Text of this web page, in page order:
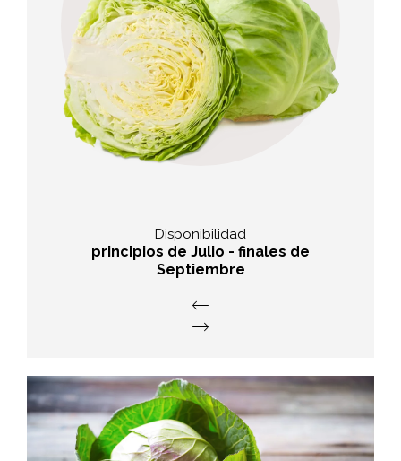
Disponibilidad
principios de Julio - finales de
Septiembre
Sabo
abundante y típico sabor de col